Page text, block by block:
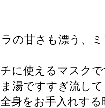
の甘さも漂う、
に使えるマスク
湯ですすぎ流し
身をお手入れす